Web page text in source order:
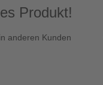
Produkt!
anderen Kunden